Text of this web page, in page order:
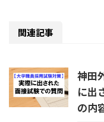
関連記事
神田
に出
の内